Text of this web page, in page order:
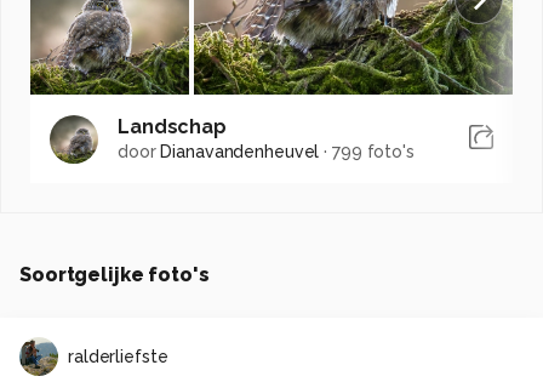
Landschap
door Dianavandenheuvel ·799 foto's
Soortgelijke foto's
ralderliefste